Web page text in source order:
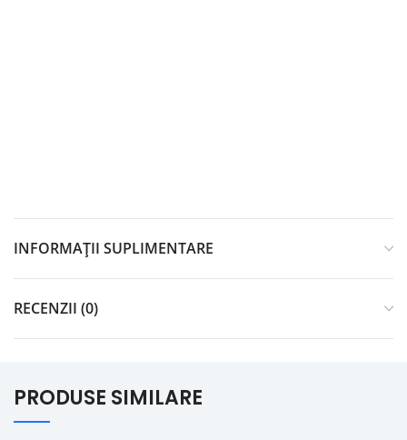
INFORMAȚII SUPLIMENTARE
RECENZII (0)
PRODUSE SIMILARE